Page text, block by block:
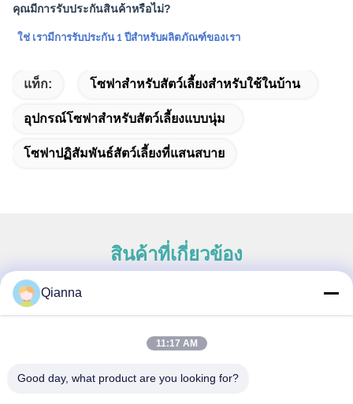
คุณมีการรับประกันสินค้าหรือไม่?
ใช่ เรามีการรับประกัน 1 ปีสำหรับผลิตภัณฑ์ของเรา
แท็ก: โซฟาสำหรับสัตว์เลี้ยงสำหรับใช้ในบ้าน
อุปกรณ์โซฟาสำหรับสัตว์เลี้ยงแบบนุ่ม
โซฟาปฏิสัมพันธ์สัตว์เลี้ยงที่แสนสบาย
สินค้าที่เกี่ยวข้อง
ที่อยู่
Qianna
11:17 AM
Good day, what product are you looking for?